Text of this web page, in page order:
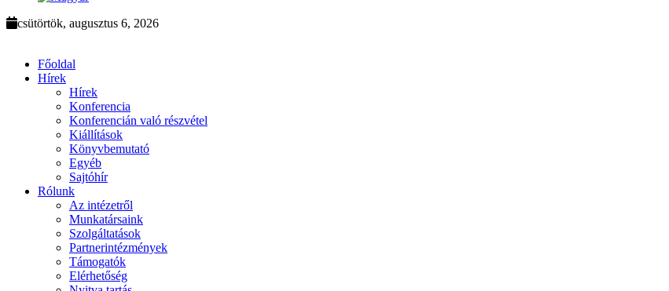
csütörtök, augusztus 6, 2026
Főoldal
Hírek
Hírek
Konferencia
Konferencián való részvétel
Kiállítások
Könyvbemutató
Egyéb
Sajtóhír
Rólunk
Az intézetről
Munkatársaink
Szolgáltatások
Partnerintézmények
Támogatók
Elérhetőség